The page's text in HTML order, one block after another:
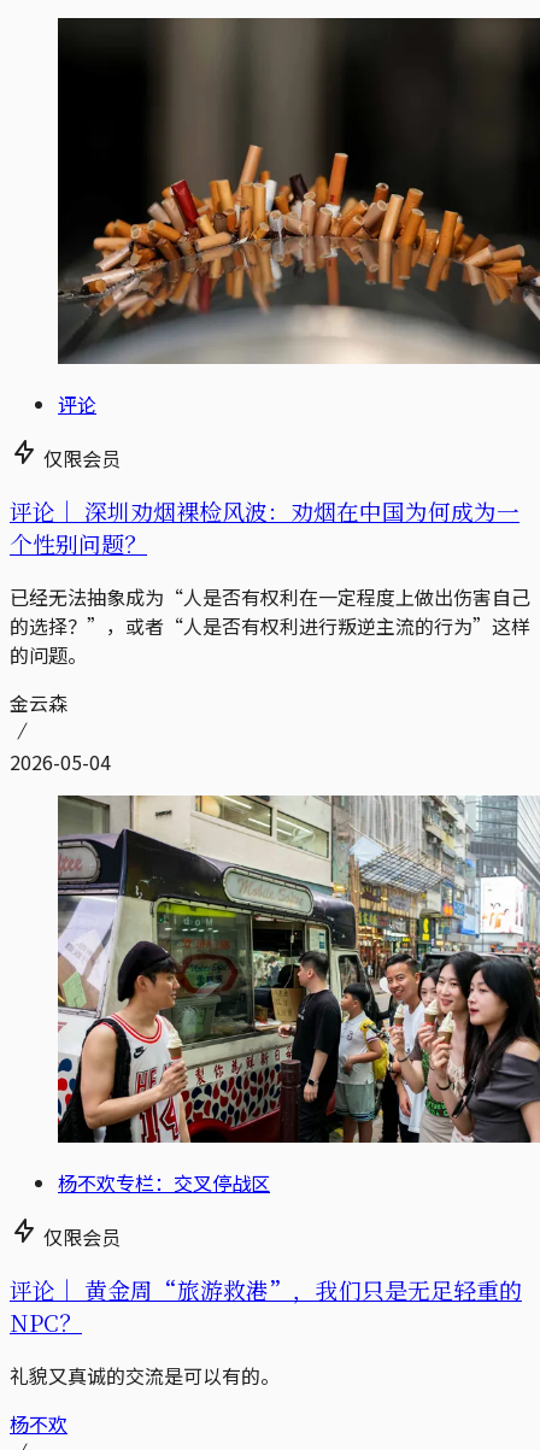
评论
仅限会员
评论｜ 深圳劝烟裸检风波：劝烟在中国为何成为一
个性别问题？
已经无法抽象成为“人是否有权利在一定程度上做出伤害自己
的选择？”，或者“人是否有权利进行叛逆主流的行为”这样
的问题。
金云森
2026-05-04
杨不欢专栏：交叉停战区
仅限会员
评论｜ 黄金周“旅游救港”，我们只是无足轻重的
NPC？
礼貌又真诚的交流是可以有的。
杨不欢